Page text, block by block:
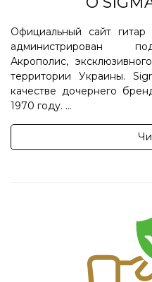
Официальный сайт
администрирован
Акрополис,
территории Украины.
качестве дочернего
1970 году. ...